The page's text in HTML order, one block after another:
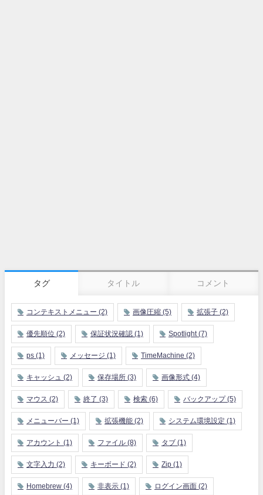
タグ タイトル コメント
コンテキストメニュー (2) 画像圧縮 (5) 拡張子 (2)
優先順位 (2) 保証状況確認 (1) Spotlight (7)
ps (1) メッセージ (1) TimeMachine (2)
キャッシュ (2) 保存場所 (3) 画像形式 (4)
マウス (2) 終了 (3) 検索 (6) バックアップ(5)
メニューバー (1) 拡張機能 (2) システム環境設定 (1)
アカウント (1) ファイル (8) タブ (1)
文字入力 (2) キーボード (2) Zip (1)
Homebrew (4) 非表示 (1) ログイン画面 (2)